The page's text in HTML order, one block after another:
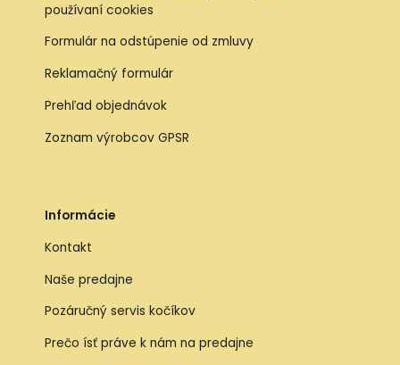
používaní cookies
Formulár na odstúpenie od zmluvy
Reklamačný formulár
Prehľad objednávok
Zoznam výrobcov GPSR
Informácie
Kontakt
Naše predajne
Pozáručný servis kočíkov
Prečo ísť práve k nám na predajne